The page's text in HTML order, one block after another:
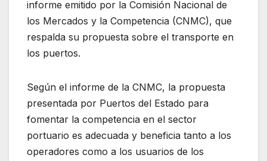
informe emitido por la Comisión Nacional de
los Mercados y la Competencia (CNMC), que
respalda su propuesta sobre el transporte en
los puertos.
Según el informe de la CNMC, la propuesta
presentada por Puertos del Estado para
fomentar la competencia en el sector
portuario es adecuada y beneficia tanto a los
operadores como a los usuarios de los